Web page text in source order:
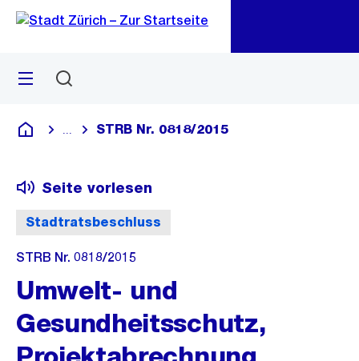
Navigation
Sprunglink
Menü
Deutsch
Blende alle Breadcrumbs ein
STRB Nr. 0818/2015
Stadtratsbeschluss
Seite vorlesen
STRB Nr. 0818/2015
Umwelt- und
Gesundheitsschutz,